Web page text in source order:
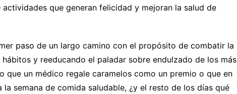
que generan felicidad y mejoran la salud de
paso de un largo camino con el propósito de combatir la
y reeducando el paladar sobre endulzado de los más
que un médico regale caramelos como un premio o que en
semana de comida saludable, ¿y el resto de los días qué